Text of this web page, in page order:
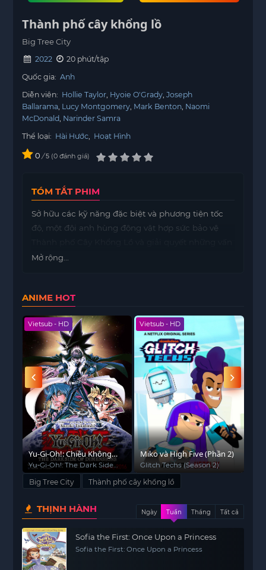
Thành phố cây khổng lồ
Big Tree City
2022
20 phút/tập
Quốc gia: Anh
Diễn viên: Hollie Taylor Hyoie O'Grady Joseph
Ballarama Lucy Montgomery Mark Benton Naomi
McDonald Narinder Samra
Thể loại: Hài Hước Hoạt Hình
0 / 5 0 đánh giá
TÓM TẮT PHIM
Sở hữu các kỹ năng đặc biệt và phương tiện tốc
độ, một đội anh hùng động vật hợp sức bảo vệ
đề khó nhằn nhất ở đây.
Mở rộng...
ANIME HOT
Vietsub - HD
Yu-Gi-Oh!: Chiều Không
Gian Tối
Yu-Gi-Oh!: The Dark Side
Of Dimensions
Vietsub - HD
Miko và High Five (Phần 2)
Glitch Techs (Season 2)
Big Tree City Thành phố cây khổng lồ
THỊNH HÀNH Ngày Tuần Tháng Tất cả
Sofia the First: Once Upon a Princess
Sofia the First: Once Upon a Princess